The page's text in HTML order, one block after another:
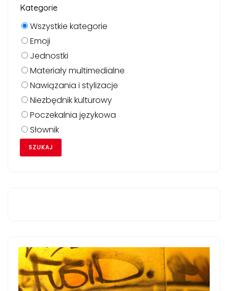
Kategorie
Wszystkie kategorie
Emoji
Jednostki
Materiały multimedialne
Nawiązania i stylizacje
Niezbędnik kulturowy
Poczekalnia językowa
Słownik